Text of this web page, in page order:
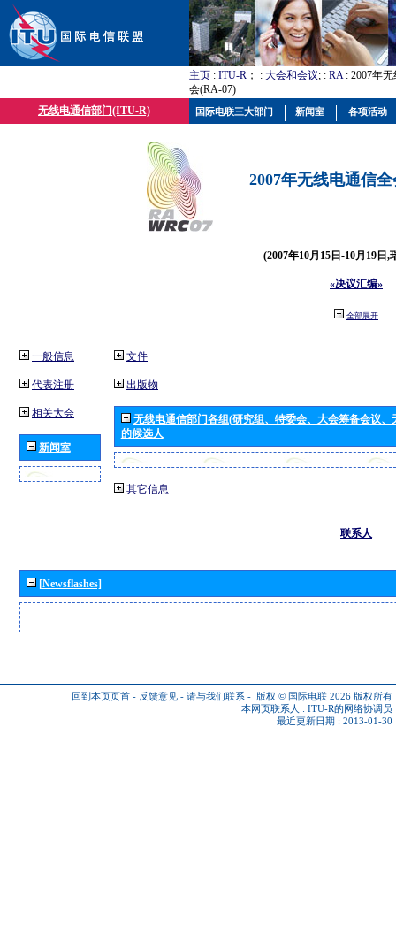
主页 : ITU-R ； : 大会和会议; : RA: 2007年
会(RA-07)
无线电通信部门(ITU-R)
2007年无线电通信
(2007年10月15日-10月19日,
«决议汇编»
全部展开
一般信息
代表注册
相关大会
新闻室
文件
出版物
无线电通信部门各组(研究组、特委会、大会筹备会议
的候选人
其它信息
联系人
[Newsflashes]
回到本页页首 - 反馈意见 - 请与我们联系 - 版权 © 国际电联 2026 版权所有
本网页联系人 : ITU-R的网络协调员
最近更新日期 : 2013-01-30
国际电联三大部门 新闻室 各项活动